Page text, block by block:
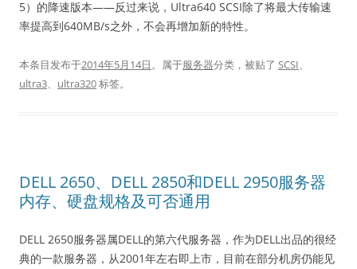
5）的降速版本——反过来说，Ultra640 SCSI除了将最大传输速
率提高到640MB/s之外，不会再增加新的特性。
本条目发布于2014年5月14日。属于服务器分类，被贴了 SCSI、
ultra3、 ultra320标签。
DELL 2650、DELL 2850和DELL 2950服务器
内存、硬盘规格及可否通用
DELL 2650服务器属DELL的第六代服务器，作为DELL出品的很经
典的一款服务器，从2001年左右即上市，目前在部分机房仍能见